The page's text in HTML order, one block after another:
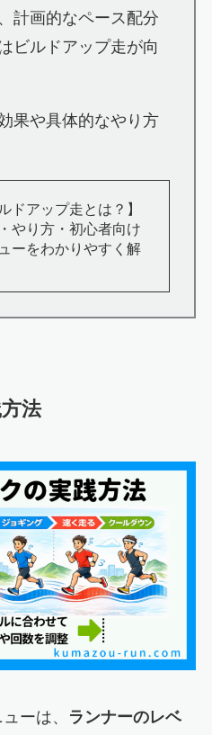
計画的なペース配分
ビルドアップ走が向
果や具体的なやり方
ルドアップ走とは？】
やり方・初心者向け
ーをわかりやすく解
法
ーは、
ランナーのレベ